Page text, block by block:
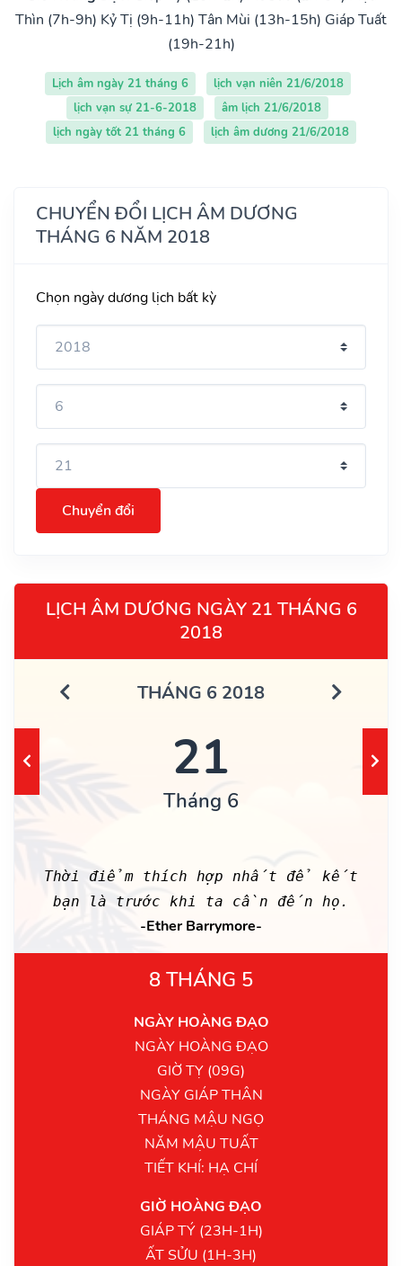
Thìn (7h-9h) Kỷ Tị (9h-11h) Tân Mùi (13h-15h) Giáp Tuất
(19h-21h)
Lịch âm ngày 21 tháng 6
lịch vạn niên 21/6/2018
lịch vạn sự 21-6-2018
âm lịch 21/6/2018
lịch ngày tốt 21 tháng 6
lịch âm dương 21/6/2018
CHUYỂN ĐỔI LỊCH ÂM DƯƠNG
THÁNG 6 NĂM 2018
Chọn ngày dương lịch bất kỳ
Chuyển đổi
LỊCH ÂM DƯƠNG NGÀY 21 THÁNG 6
2018
THÁNG 6 2018
21
Tháng 6
Thời điểm thích hợp nhất để kết
bạn là trước khi ta cần đến họ.
-Ether Barrymore-
8 THÁNG 5
NGÀY HOÀNG ĐẠO
NGÀY HOÀNG ĐẠO
GIỜ TỴ (09G)
NGÀY GIÁP THÂN
THÁNG MẬU NGỌ
NĂM MẬU TUẤT
TIẾT KHÍ: HẠ CHÍ
GIỜ HOÀNG ĐẠO
GIÁP TÝ (23H-1H)
ẤT SỬU (1H-3H)